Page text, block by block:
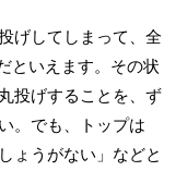
げしてしまって、全
といえます。その状
投げすることを、ず
。でも、トップは
ょうがない」などと